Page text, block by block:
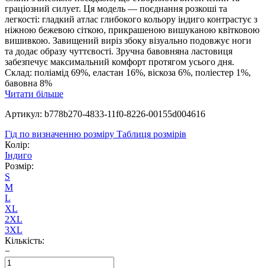
граціозний силует. Ця модель — поєднання розкоші та
легкості: гладкий атлас глибокого кольору індиго контрастує з
ніжною бежевою сіткою, прикрашеною вишуканою квітковою
вишивкою. Завищений виріз збоку візуально подовжує ноги
та додає образу чуттєвості. Зручна бавовняна ластовиця
забезпечує максимальний комфорт протягом усього дня.
Склад: поліамід 69%, еластан 16%, віскоза 6%, поліестер 1%,
бавовна 8%
Читати більше
Артикул: b778b270-4833-11f0-8226-00155d004616
Гід по визначенню розміру Таблиця розмірів
Колір:
Індиго
Розмір:
S
M
L
XL
2XL
3XL
Кількість:
−